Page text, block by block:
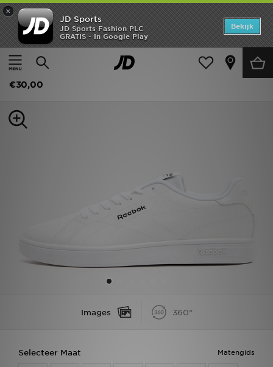
×
JD Sports
JD Sports Fashion PLC
GRATIS - In Google Play
Bekijk
Thuis
Heren Herenschoenen Sneakers
Reebok Court Clean
€30,00
Images 360°
Matengids
Selecteer Maat
Home
Offers
Dames
Mijn JD